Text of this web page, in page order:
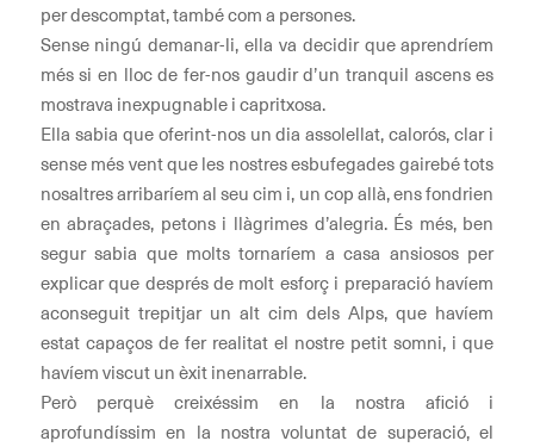
per descomptat, també com a persones.
Sense ningú demanar-li, ella va decidir que aprendríem
més si en lloc de fer-nos gaudir d’un tranquil ascens es
mostrava inexpugnable i capritxosa.
Ella sabia que oferint-nos un dia assolellat, calorós, clar i
sense més vent que les nostres esbufegades gairebé tots
nosaltres arribaríem al seu cim i, un cop allà, ens fondrien
en abraçades, petons i llàgrimes d’alegria. És més, ben
segur sabia que molts tornaríem a casa ansiosos per
explicar que després de molt esforç i preparació havíem
aconseguit trepitjar un alt cim dels Alps, que havíem
estat capaços de fer realitat el nostre petit somni, i que
havíem viscut un èxit inenarrable.
Però perquè creixéssim en la nostra afició i
aprofundíssim en la nostra voluntat de superació, el